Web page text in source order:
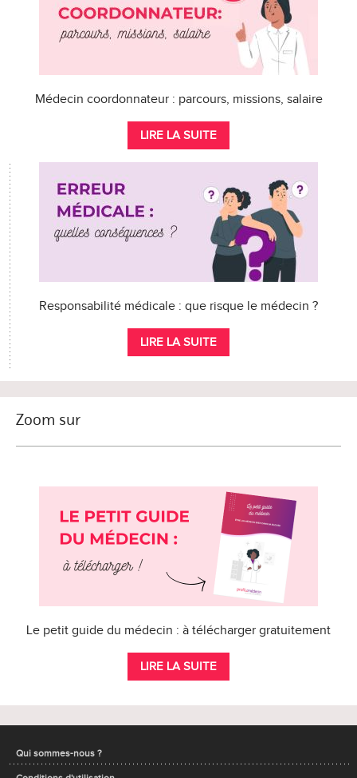
Médecin coordonnateur : parcours, missions, salaire
LIRE LA SUITE
Responsabilité médicale : que risque le médecin ?
LIRE LA SUITE
Zoom sur
Le petit guide du médecin : à télécharger gratuitement
LIRE LA SUITE
Qui sommes-nous ?